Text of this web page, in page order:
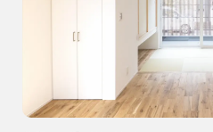
リフォーム
0120-37-7611
アフターメンテナンス